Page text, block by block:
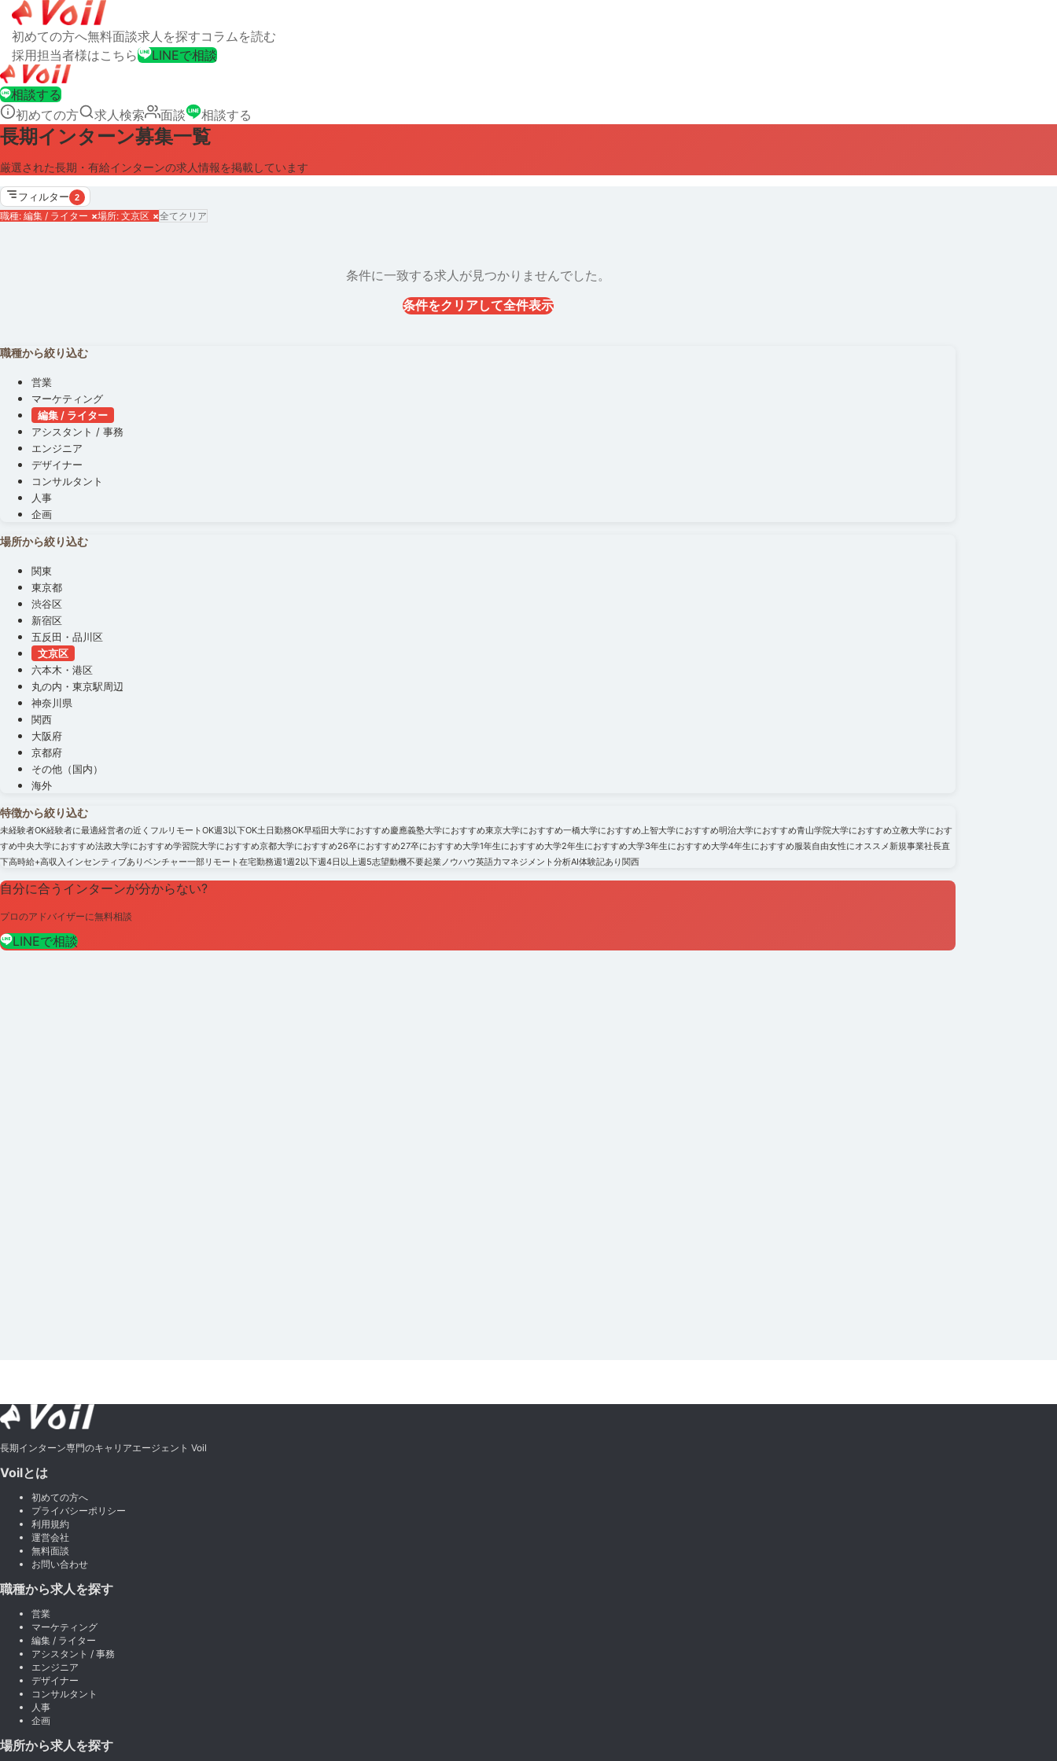
初めての方へ無料面談求人を探すコラムを読む
採用担当者様はこちら
LINEで相談
相談する
初めての方
求人検索 面談 相談する
長期インターン募集一覧
厳選された長期・有給インターンの求人情報を掲載しています
フィルター 2
職種: 編集 / ライター ×場所: 文京区 ×全てクリア
条件に一致する求人が見つかりませんでした。
条件をクリアして全件表示
職種から絞り込む
営業
マーケティング
編集 / ライター
アシスタント / 事務
エンジニア
デザイナー
コンサルタント
人事
企画
場所から絞り込む
関東
東京都
渋谷区
新宿区
五反田・品川区
文京区
六本木・港区
丸の内・東京駅周辺
神奈川県
関西
大阪府
京都府
その他（国内）
海外
特徴から絞り込む
未経験者OK経験者に最適経営者の近く フルリモートOK週3以下OK土日勤務OK早稲田大学におすすめ慶應義塾大学におすすめ東京大学におすすめ一橋大学におすすめ上智大学におすすめ明治大学におすすめ青山学院大学におすすめ立教大学におす
すめ中央大学におすすめ法政大学におすすめ学習院大学におすすめ京都大学におすすめ26卒におすすめ27卒におすすめ大学1年生におすすめ大学2年生におすすめ大学3年生におすすめ大学4年生におすすめ服装自由女性にオススメ新規事業社長直
下高時給+高収入 インセンティブありベンチャー一部リモート在宅勤務週1週2以下週4日以上週5志望動機不要起業ノウハウ英語力マネジメント分析AI体験記あり関西
自分に合うインターンが分からない?
プロのアドバイザーに無料相談
LINEで相談
長期インターン専門のキャリアエージェント Voil
Voilとは
初めての方へ
プライバシーポリシー
利用規約
運営会社
無料面談
お問い合わせ
職種から求人を探す
営業
マーケティング
編集 / ライター
アシスタント / 事務
エンジニア
デザイナー
コンサルタント
人事
企画
場所から求人を探す